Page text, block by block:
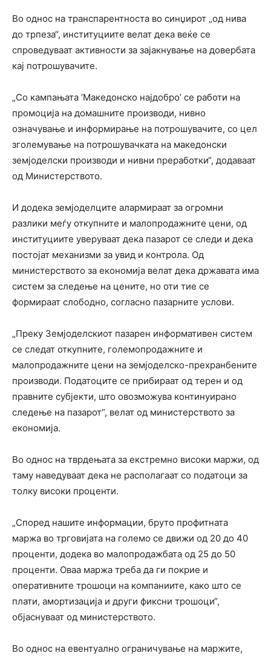
Во однос на транспарентноста во синџирот „од нива
до трпеза“, институциите велат дека веќе се
спроведуваат активности за зајакнување на довербата
кај потрошувачите.
„Со кампањата ‘Македонско најдобро’ се работи на
промоција на домашните производи, нивно
означување и информирање на потрошувачите, со цел
зголемување на потрошувачката на македонски
земјоделски производи и нивни преработки“, додаваат
од Министерството.
И додека земјоделците алармираат за огромни
разлики меѓу откупните и малопродажните цени, од
институциите уверуваат дека пазарот се следи и дека
постојат механизми за увид и контрола. Од
министерството за економија велат дека државата има
систем за следење на цените, но оти тие се
формираат слободно, согласно пазарните услови.
„Преку Земјоделскиот пазарен информативен систем
се следат откупните, големопродажните и
малопродажните цени на земјоделско-прехранбените
производи. Податоците се прибираат од терен и од
правните субјекти, што овозможува континуирано
следење на пазарот“, велат од министерството за
економија.
Во однос на тврдењата за екстремно високи маржи, од
таму наведуваат дека не располагаат со податоци за
толку високи проценти.
„Според нашите информации, бруто профитната
маржа во трговијата на големо се движи од 20 до 40
проценти, додека во малопродажбата од 25 до 50
проценти. Оваа маржа треба да ги покрие и
оперативните трошоци на компаниите, како што се
плати, амортизација и други фиксни трошоци“,
објаснуваат од министерството.
Во однос на евентуално ограничување на маржите,